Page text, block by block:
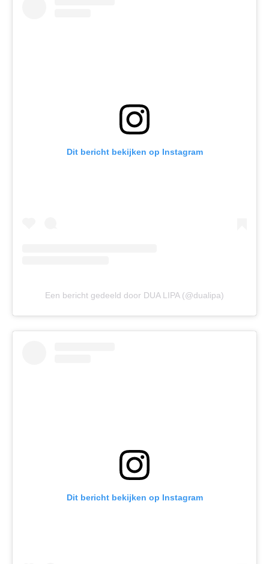
Dit bericht bekijken op Instagram
Een bericht gedeeld door DUA LIPA (@dualipa)
Dit bericht bekijken op Instagram